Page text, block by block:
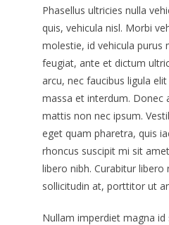
Phasellus ultricies nulla
quis, vehicula nisl. Morbi
molestie, id vehicula purus
feugiat, ante et dictum
arcu, nec faucibus ligula
massa et interdum. Donec
mattis non nec ipsum.
eget quam pharetra, quis
rhoncus suscipit mi sit
libero nibh. Curabitur
sollicitudin at, porttitor ut
Nullam imperdiet magna id